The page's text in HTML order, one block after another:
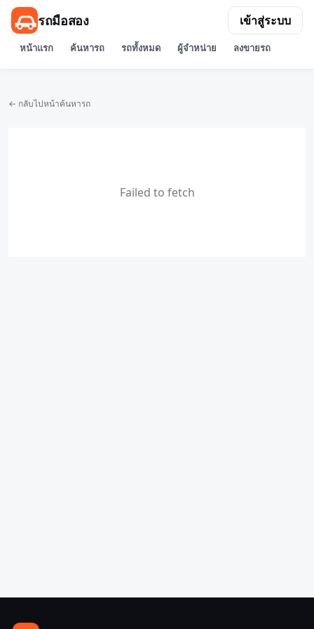
รถมือสอง
หน้าแรก ค้นหารถ รถทั้งหมด ผู้จำหน่าย ลงขายรถ
เข้าสู่ระบบ
← กลับไปหน้าค้นหารถ
Failed to fetch